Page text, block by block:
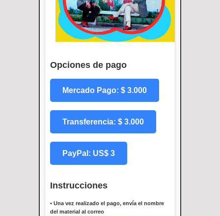
Opciones de pago
Mercado Pago: $ 3.000
Transferencia: $ 3.000
PayPal: US$ 3
Instrucciones
• Una vez realizado el pago, envía el nombre
del material al correo